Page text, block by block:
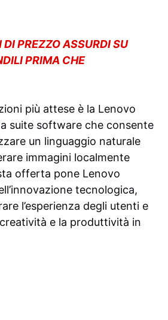
DI PREZZO ASSURDI SU
PRIMA CHE
più attese è la Lenovo
suite software che consente
un linguaggio naturale
immagini localmente
offerta pone Lenovo
tecnologica,
l’esperienza degli utenti e
e la produttività in